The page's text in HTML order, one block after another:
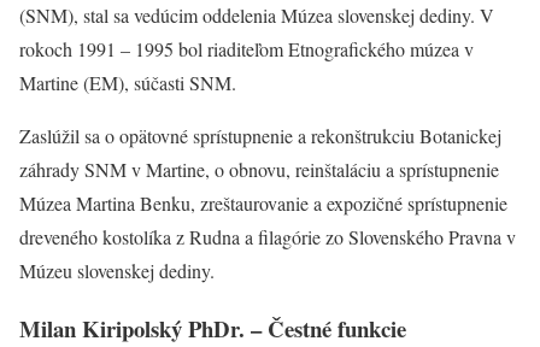
(SNM), stal sa vedúcim oddelenia Múzea slovenskej dediny. V
rokoch 1991 – 1995 bol riaditeľom Etnografického múzea v
Martine (EM), súčasti SNM.
Zaslúžil sa o opätovné sprístupnenie a rekonštrukciu Botanickej
záhrady SNM v Martine, o obnovu, reinštaláciu a sprístupnenie
Múzea Martina Benku, zreštaurovanie a expozičné sprístupnenie
dreveného kostolíka z Rudna a filagórie zo Slovenského Pravna v
Múzeu slovenskej dediny.
Milan Kiripolský PhDr. – Čestné funkcie